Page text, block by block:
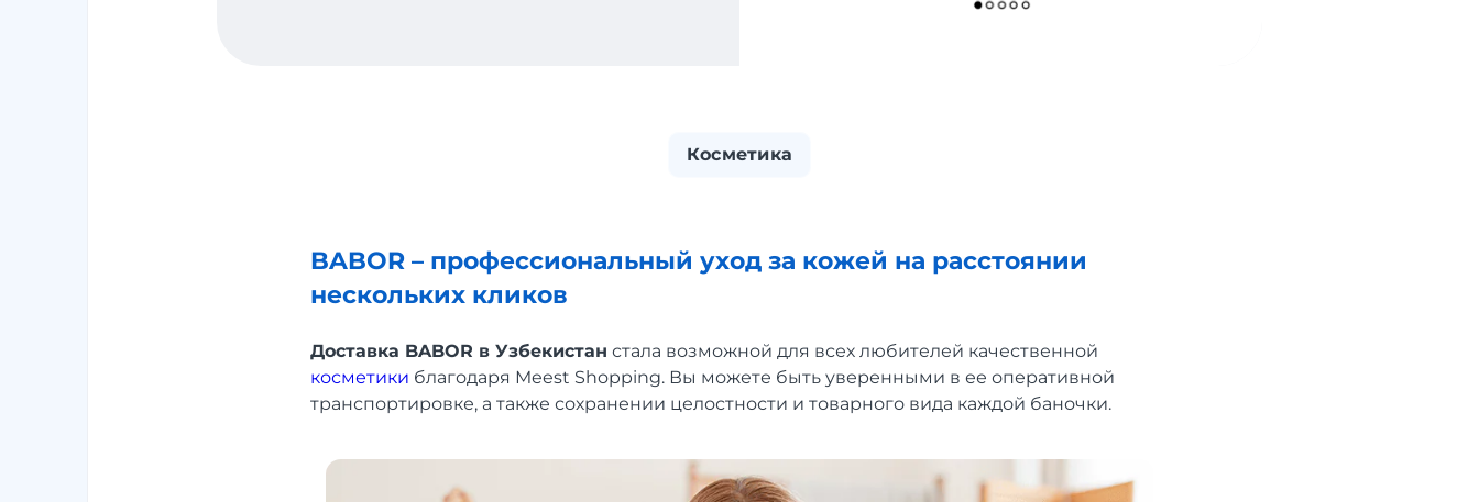
Косметика
BABOR – профессиональный уход за кожей на расстоянии
нескольких кликов
Доставка BABOR в Узбекистан стала возможной для всех любителей качественной
косметики благодаря Meest Shopping. Вы можете быть уверенными в ее оперативной
транспортировке, а также сохранении целостности и товарного вида каждой баночки.